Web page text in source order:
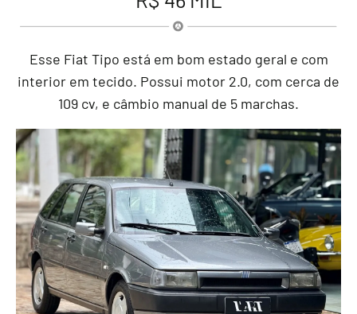
Esse Fiat Tipo está em bom estado geral e com
interior em tecido. Possui motor 2.0, com cerca de
109 cv, e câmbio manual de 5 marchas.